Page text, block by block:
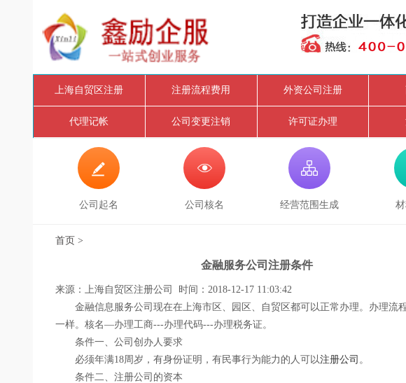
上海自贸区注册 注册流程费用 外资公司注册
代理记帐 公司变更注销 许可证办理

公司起名

公司核名

经营范围生成
首页 >
金融服务公司注册条件
来源：上海自贸区注册公司 时间：2018-12-17 11:03:42
金融信息服务公司现在在上海市区、园区、自贸区都可以正常办理。办理流
一样。核名—办理工商---办理代码---办理税务证。
条件一、公司创办人要求
必须年满18周岁，有身份证明，有民事行为能力的人可以注册公司 。
条件二、注册公司的资本